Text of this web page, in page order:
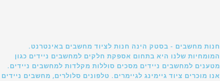
חנות מחשבים - בסטק הינה חנות לציוד מחשבים באינטרנט.
המומחיות שלנו היא בתחום אספקת חלקים למחשבים ניידים כגון
מטענים למחשבים ניידים מסכים סוללות מקלדות למחשבים ניידים.
אנו מוכרים ציוד גיימינג לגיימרים. טלפונים סלולרים, מחשבים ניידים